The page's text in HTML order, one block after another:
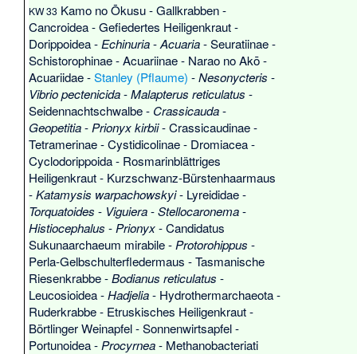
KW 33 Kamo no Ōkusu-Gallkrabben-
Cancroidea-Gefiedertes Heiligenkraut-
Dorippoidea- Echinuria-Acuaria-Seuratiinae-
Schistorophinae-Acuariinae- Narao no Akō-
Acuariidae-Stanley (Pflaume) -Nesonycteris -
Vibrio pectenicida-Malapterus reticulatus -
Seidennachtschwalbe- Crassicauda-
Geopetitia- Prionyx kirbii-Crassicaudinae-
Tetramerinae-Cystidicolinae- Dromiacea-
Cyclodorippoida- Rosmarinblättriges
Heiligenkraut- Kurzschwanz-Bürstenhaarmaus
-Katamysis warpachowskyi- Lyreididae-
Torquatoides - Viguiera-Stellocaronema-
Histiocephalus - Prionyx-Candidatus
Sukunaarchaeum mirabile- Protorohippus -
Perla-Gelbschulterfledermaus -Tasmanische
Riesenkrabbe-Bodianus reticulatus -
Leucosioidea-Hadjelia- Hydrothermarchaeota-
Ruderkrabbe- Etruskisches Heiligenkraut-
Börtlinger Weinapfel-Sonnenwirtsapfel-
Portunoidea- Procyrnea- Methanobacteriati